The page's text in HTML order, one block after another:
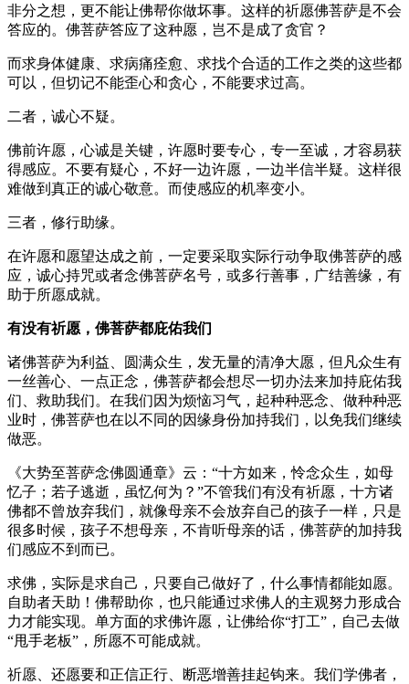
非分之想，更不能让佛帮你做坏事。这样的祈愿佛菩萨是不会
答应的。佛菩萨答应了这种愿，岂不是成了贪官？
而求身体健康、求病痛痊愈、求找个合适的工作之类的这些都
可以，但切记不能歪心和贪心，不能要求过高。
二者，诚心不疑。
佛前许愿，心诚是关键，许愿时要专心，专一至诚，才容易获
得感应。不要有疑心，不好一边许愿，一边半信半疑。这样很
难做到真正的诚心敬意。而使感应的机率变小。
三者，修行助缘。
在许愿和愿望达成之前，一定要采取实际行动争取佛菩萨的感
应，诚心持咒或者念佛菩萨名号，或多行善事，广结善缘，有
助于所愿成就。
有没有祈愿，佛菩萨都庇佑我们
诸佛菩萨为利益、圆满众生，发无量的清净大愿，但凡众生有
一丝善心、一点正念，佛菩萨都会想尽一切办法来加持庇佑我
们、救助我们。在我们因为烦恼习气，起种种恶念、做种种恶
业时，佛菩萨也在以不同的因缘身份加持我们，以免我们继续
做恶。
《大势至菩萨念佛圆通章》云：“十方如来，怜念众生，如母
忆子；若子逃逝，虽忆何为？”不管我们有没有祈愿，十方诸
佛都不曾放弃我们，就像母亲不会放弃自己的孩子一样，只是
很多时候，孩子不想母亲，不肯听母亲的话，佛菩萨的加持我
们感应不到而已。
求佛，实际是求自己，只要自己做好了，什么事情都能如愿。
自助者天助！佛帮助你，也只能通过求佛人的主观努力形成合
力才能实现。单方面的求佛许愿，让佛给你“打工”，自己去做
“甩手老板”，所愿不可能成就。
祈愿、还愿要和正信正行、断恶增善挂起钩来。我们学佛者，